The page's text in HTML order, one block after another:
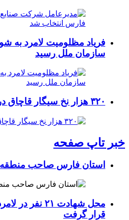
فریاد مظلومیت لامرد به
سازمان ملل رسید
۳۲۰ هزار نخ سیگار قاچاق در لامرد کشف شد
خبر تاپ صفحه
استان فارس صاحب منطقه
محل شهادت ۲۱
قرار گرفت